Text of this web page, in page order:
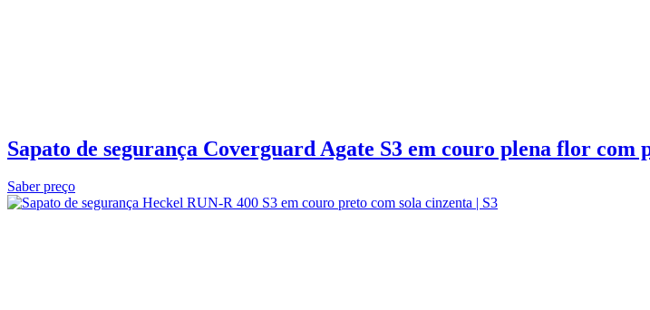
Sapato de segurança Coverguard Agate S3 em couro plena flor com
Saber preço